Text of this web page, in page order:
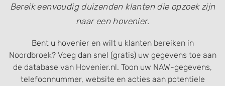
Bereik eenvoudig duizenden klanten die opzoek zijn
naar een hovenier.
Bent u hovenier en wilt u klanten bereiken in
Noordbroek? Voeg dan snel (gratis) uw gegevens toe aan
de database van Hovenier.nl. Toon uw NAW-gegevens,
telefoonnummer, website en acties aan potentiele